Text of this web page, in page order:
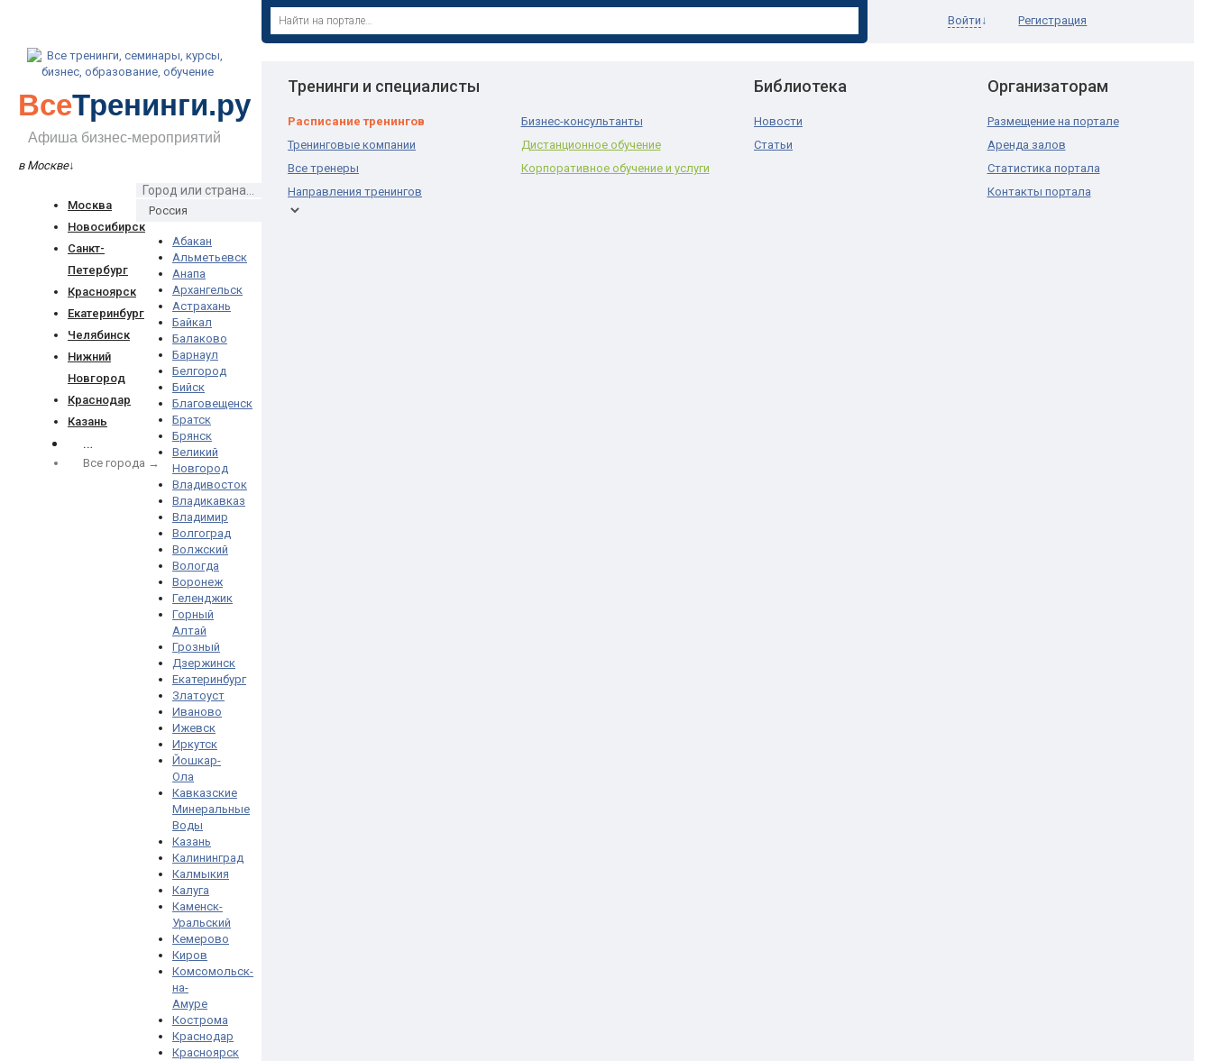
ВсеТренинги.ру
Афиша бизнес-мероприятий
в Москве↓
Москва
Новосибирск
Санкт-
Петербург
Красноярск
Екатеринбург
Челябинск
Нижний
Новгород
Краснодар
Казань
…
Все города →
Абакан
Альметьевск
Анапа
Архангельск
Астрахань
Байкал
Балаково
Барнаул
Белгород
Бийск
Благовещенск
Братск
Брянск
Великий
Новгород
Владивосток
Владикавказ
Владимир
Волгоград
Волжский
Вологда
Воронеж
Геленджик
Горный
Алтай
Грозный
Дзержинск
Екатеринбург
Златоуст
Иваново
Ижевск
Иркутск
Йошкар-
Ола
Кавказские
Минеральные
Воды
Казань
Калининград
Калмыкия
Калуга
Каменск-
Уральский
Кемерово
Киров
Комсомольск-
на-
Амуре
Кострома
Краснодар
Красноярск
Войти ↓ Регистрация
Тренинги и специалисты
Расписание тренингов
Тренинговые компании
Все тренеры
Направления тренингов
Бизнес-консультанты
Дистанционное обучение
Корпоративное обучение и услуги
Библиотека
Новости
Статьи
Организаторам
Размещение на портале
Аренда залов
Статистика портала
Контакты портала